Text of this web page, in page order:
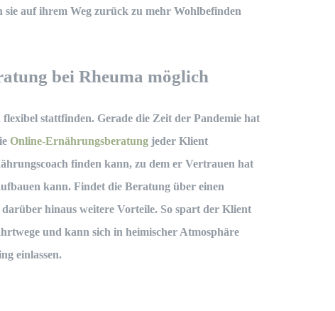
sie auf ihrem Weg zurück zu mehr Wohlbefinden
bei Rheuma möglich
stattfinden. Gerade die Zeit der Pandemie hat
Online-Ernährungsberatungjeder Klient
finden kann, zu dem er Vertrauen hat
kann. Findet die Beratung über einen
darüber hinaus weitere Vorteile. So spart der Klient
und kann sich in heimischer Atmosphäre
einlassen.